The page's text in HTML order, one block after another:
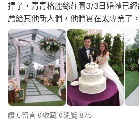
擇了，青青格麗絲莊園3/3日婚禮已
薦給其他新人們，他們實在太專業了
的討論，也到會場彩排開會，你提出
重視的做筆記，幫你記錄下來，整個
當天雖然下雨，但所有的工作人員大
場
讚 0 留言 0 收藏 0瀏覽 875